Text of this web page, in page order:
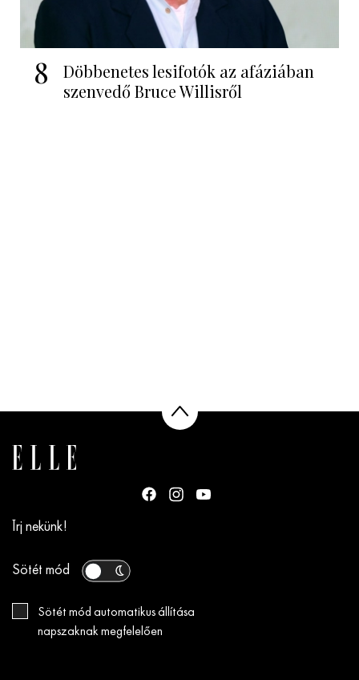
8
Döbbenetes lesifotók az afáziában
szenvedő Bruce Willisről
Írj nekünk!
Sötét mód
Sötét mód automatikus állítása
napszaknak megfelelően